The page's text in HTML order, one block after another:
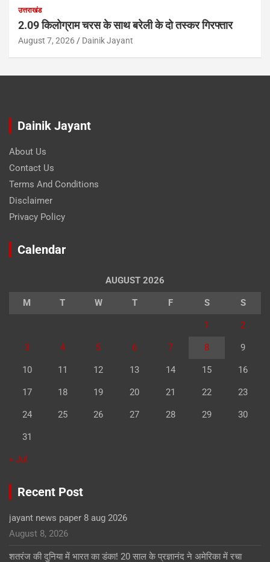
उत्तराखंड
2.09 किलोग्राम चरस के साथ बरेली के दो तस्कर गिरफ्तार
August 7, 2026 Dainik Jayant
Dainik Jayant
About Us
Contact Us
Terms And Conditions
Disclaimer
Privacy Policy
Calendar
AUGUST 2026
M T W T F S S
1 2
3 4 5 6 7 8 9
10 11 12 13 14 15 16
17 18 19 20 21 22 23
24 25 26 27 28 29 30
31
« Jul
Recent Post
jayant news paper 8 aug 2026
August 8, 2026
शतरंज की दुनिया में भारत का डंका! 20 साल के प्रज्ञानंद ने अमेरिका में रचा